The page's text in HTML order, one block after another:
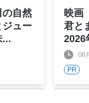
の自然
ュー
...
映画
君と
2026
08
PR